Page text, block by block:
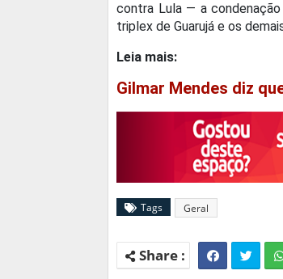
contra Lula — a
triplex de Guarujá e os
Leia mais:
Gilmar Mendes diz
Tags Geral